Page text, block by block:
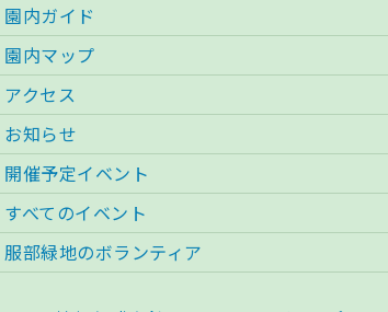
園内ガイド
園内マップ
アクセス
お知らせ
開催予定イベント
すべてのイベント
服部緑地のボランティア